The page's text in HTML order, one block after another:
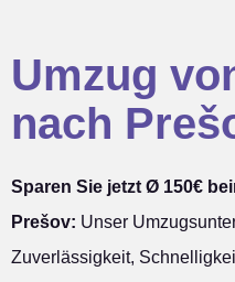
Umzug
nach
Sparen Sie jetzt Ø 150€
Prešov: Unser
Zuverlässigkeit,